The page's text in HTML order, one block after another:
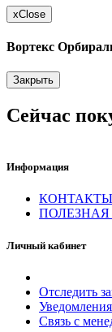
xClose
Вортекс
Закрыть
Сейчас
Информация
КОНТАКТЫ
Личный кабинет
Отследить
Связь с